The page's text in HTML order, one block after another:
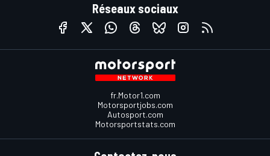
Réseaux sociaux
fr.Motor1.com
Motorsportjobs.com
Autosport.com
Motorsportstats.com